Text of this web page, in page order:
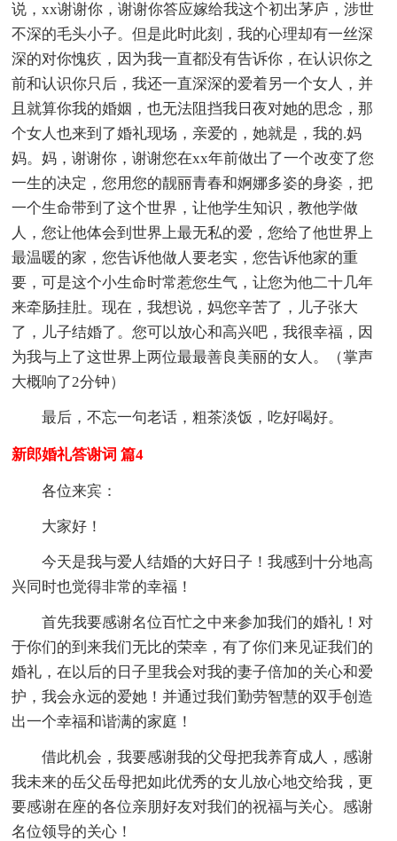
说，xx谢谢你，谢谢你答应嫁给我这个初出茅庐，涉世
不深的毛头小子。但是此时此刻，我的心理却有一丝深
深的对你愧疚，因为我一直都没有告诉你，在认识你之
前和认识你只后，我还一直深深的爱着另一个女人，并
且就算你我的婚姻，也无法阻挡我日夜对她的思念，那
个女人也来到了婚礼现场，亲爱的，她就是，我的.妈
妈。妈，谢谢你，谢谢您在xx年前做出了一个改变了您
一生的决定，您用您的靓丽青春和婀娜多姿的身姿，把
一个生命带到了这个世界，让他学生知识，教他学做
人，您让他体会到世界上最无私的爱，您给了他世界上
最温暖的家，您告诉他做人要老实，您告诉他家的重
要，可是这个小生命时常惹您生气，让您为他二十几年
来牵肠挂肚。现在，我想说，妈您辛苦了，儿子张大
了，儿子结婚了。您可以放心和高兴吧，我很幸福，因
为我与上了这世界上两位最最善良美丽的女人。（掌声
大概响了2分钟）
最后，不忘一句老话，粗茶淡饭，吃好喝好。
新郎婚礼答谢词 篇4
各位来宾：
大家好！
今天是我与爱人结婚的大好日子！我感到十分地高
兴同时也觉得非常的幸福！
首先我要感谢名位百忙之中来参加我们的婚礼！对
于你们的到来我们无比的荣幸，有了你们来见证我们的
婚礼，在以后的日子里我会对我的妻子倍加的关心和爱
护，我会永远的爱她！并通过我们勤劳智慧的双手创造
出一个幸福和谐满的家庭！
借此机会，我要感谢我的父母把我养育成人，感谢
我未来的岳父岳母把如此优秀的女儿放心地交给我，更
要感谢在座的各位亲朋好友对我们的祝福与关心。感谢
名位领导的关心！